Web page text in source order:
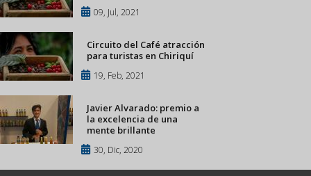
09, Jul, 2021
Circuito del Café atracción
para turistas en Chiriquí
19, Feb, 2021
Javier Alvarado: premio a
la excelencia de una
mente brillante
30, Dic, 2020